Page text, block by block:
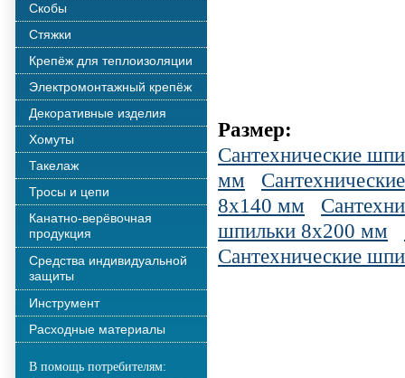
Скобы
Стяжки
Крепёж для теплоизоляции
Электромонтажный крепёж
Декоративные изделия
Хомуты
Такелаж
Тросы и цепи
Канатно-верёвочная
продукция
Средства индивидуальной
защиты
Инструмент
Расходные материалы
В помощь потребителям:
Размер:
Сантехнические
мм
8х140 мм
шпильки 8х200 мм
Сантехнические